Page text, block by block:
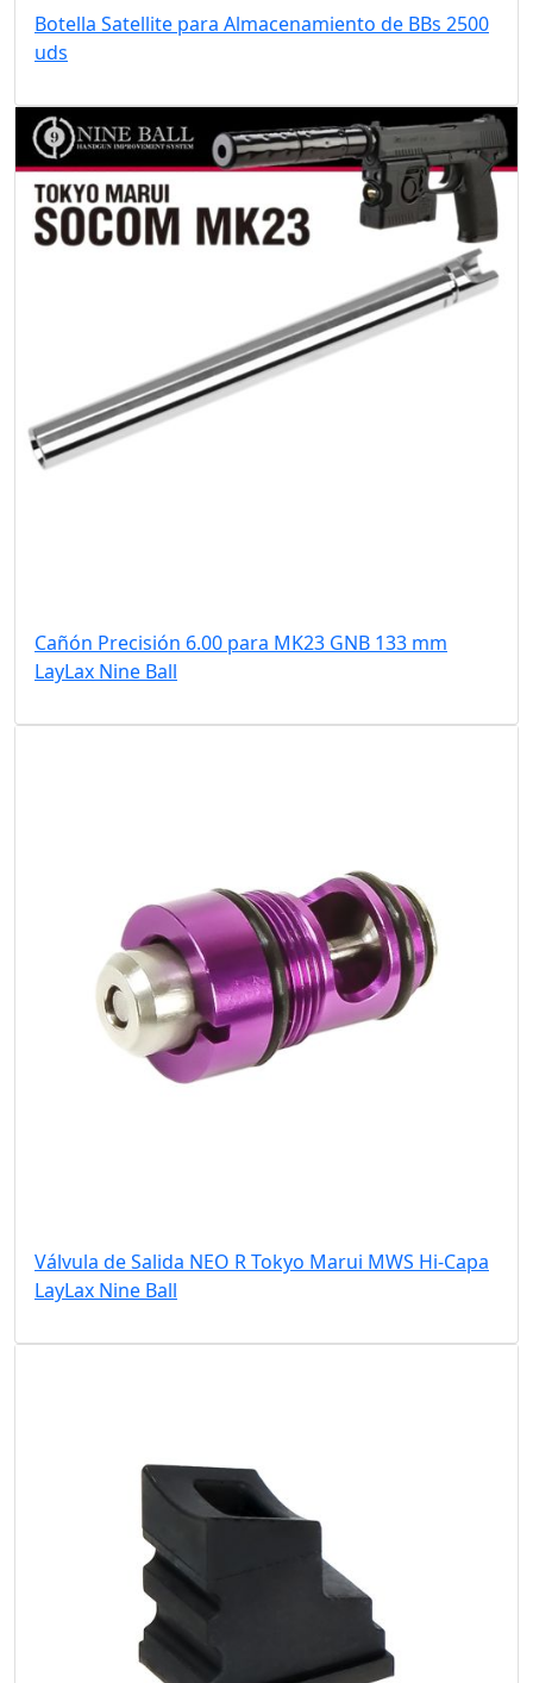
Botella Satellite para Almacenamiento de BBs 2500
uds
Cañón Precisión 6.00 para MK23 GNB 133 mm
LayLax Nine Ball
Válvula de Salida NEO R Tokyo Marui MWS Hi-Capa
LayLax Nine Ball